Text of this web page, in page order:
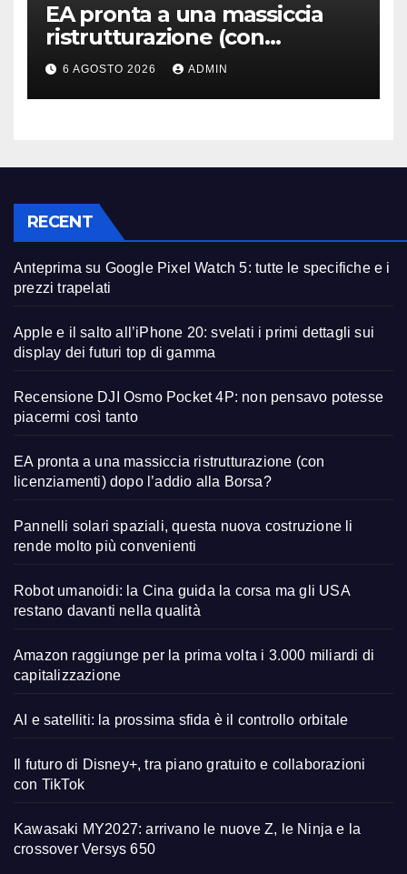
EA pronta a una massiccia
ristrutturazione (con
licenziamenti) dopo l’addio
alla Borsa?
6 AGOSTO 2026 ADMIN
RECENT
Anteprima su Google Pixel Watch 5: tutte le specifiche e i
prezzi trapelati
Apple e il salto all’iPhone 20: svelati i primi dettagli sui
display dei futuri top di gamma
Recensione DJI Osmo Pocket 4P: non pensavo potesse
piacermi così tanto
EA pronta a una massiccia ristrutturazione (con
licenziamenti) dopo l’addio alla Borsa?
Pannelli solari spaziali, questa nuova costruzione li
rende molto più convenienti
Robot umanoidi: la Cina guida la corsa ma gli USA
restano davanti nella qualità
Amazon raggiunge per la prima volta i 3.000 miliardi di
capitalizzazione
AI e satelliti: la prossima sfida è il controllo orbitale
Il futuro di Disney+, tra piano gratuito e collaborazioni
con TikTok
Kawasaki MY2027: arrivano le nuove Z, le Ninja e la
crossover Versys 650